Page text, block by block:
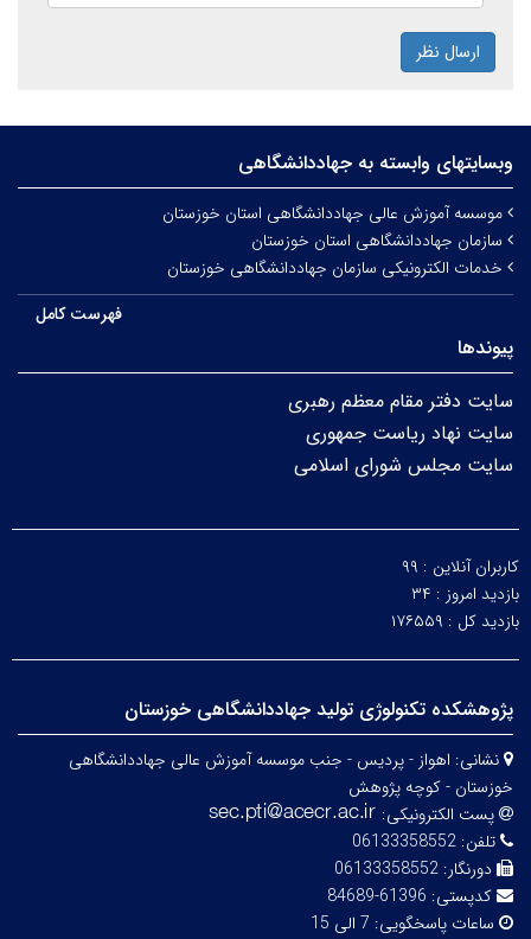
ارسال نظر
وبسایتهای وابسته به جهاددانشگاهی
موسسه آموزش عالی جهاددانشگاهی استان خوزستان
سازمان جهاددانشگاهی استان خوزستان
خدمات الکترونیکی سازمان جهاددانشگاهی خوزستان
فهرست کامل
پیوندها
سایت دفتر مقام معظم رهبری
سایت نهاد ریاست جمهوری
سایت مجلس شورای اسلامی
کاربران آنلاین : ۹۹
بازدید امروز : ۳۴
بازدید کل : ۱۷۶۵۵۹
پژوهشکده تکنولوژی تولید جهاددانشگاهی خوزستان
نشانی: اهواز - پردیس - جنب موسسه آموزش عالی جهاددانشگاهی
خوزستان - کوچه پژوهش
پست الکترونیکی:
تلفن: 06133358552
دورنگار: 06133358552
کدپستی: 61396-84689
ساعات پاسخگویی: 7 الی 15